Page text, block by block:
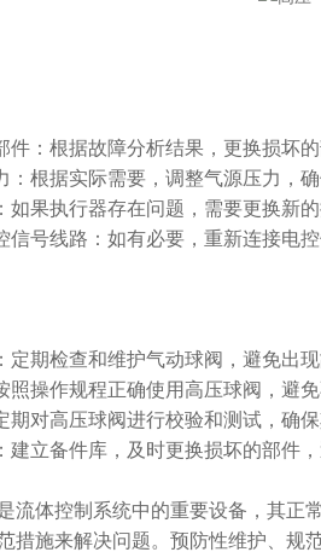
：根据故障分析结果，更换损坏的
根据实际需要，调整气源压力，确
果执行器存在问题，需要更换新的
号线路：如有必要，重新连接电控
期检查和维护气动球阀，避免出现
操作规程正确使用高压球阀，避免
对高压球阀进行校验和测试，确保
备件库，及时更换损坏的部件，
体控制系统中的重要设备，其正
措施来解决问题。预防性维护、规